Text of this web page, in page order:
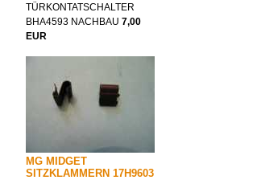
TÜRKONTATSCHALTER
BHA4593 NACHBAU 7,00
EUR
MG MIDGET
SITZKLAMMERN 17H9603